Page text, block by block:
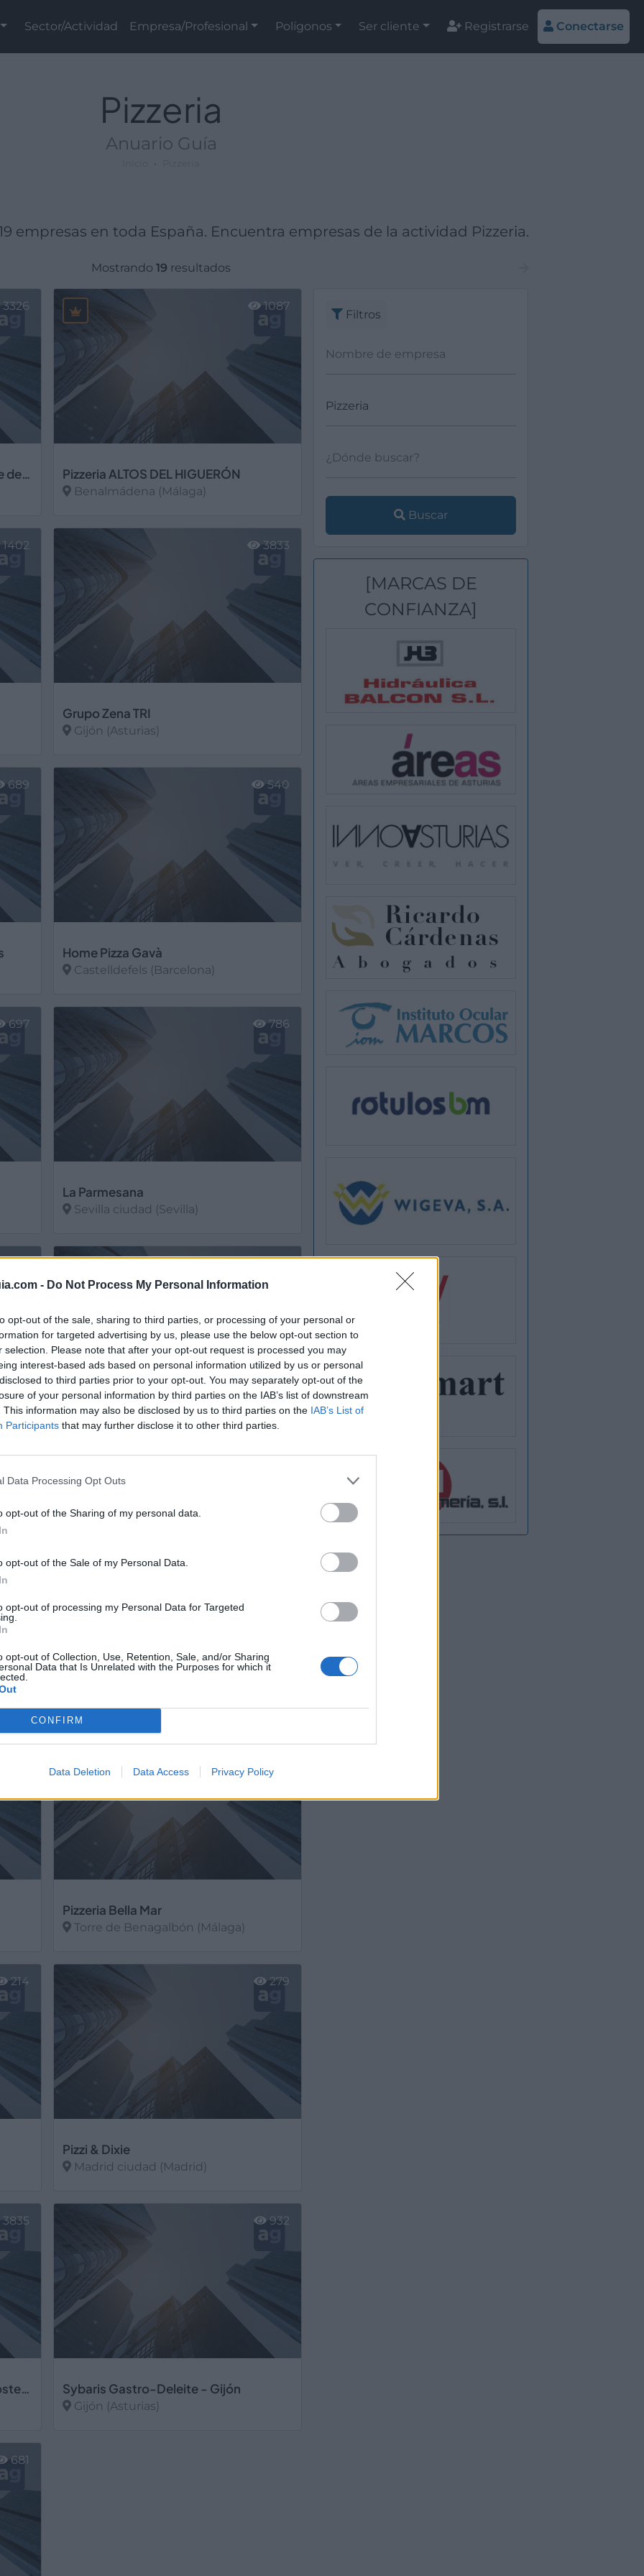
- Do Not Process My Personal Information
opt-out of the sale, sharing to third parties, or processing of your personal or
for targeted advertising by us, please use the below opt-out section to
selection. Please note that after your opt-out request is processed you may
interest-based ads based on personal information utilized by us or personal
to third parties prior to your opt-out. You may separately opt-out of the
of your personal information by third parties on the IAB’s list of downstream
This information may also be disclosed by us to third parties on the IAB’s List of
Participants that may further disclose it to other third parties.
Data Processing Opt Outs
opt-out of the Sharing of my personal data.
opt-out of the Sale of my Personal Data.
opt-out of processing my Personal Data for Targeted
opt-out of Collection, Use, Retention, Sale, and/or Sharing
Data that Is Unrelated with the Purposes for which it
CONFIRM
Data Deletion Data Access Privacy Policy
Sector/Actividad Empresa/Profesional Polígonos Ser cliente Registrarse Conectarse
Pizzeria
Anuario Guía
empresas en toda España. Encuentra empresas de la actividad Pizzeria.
Mostrando 19 resultados
Las Terrazas del Pery - Restaurante de Prestigio
3326
Pizzeria ALTOS DEL HIGUERÓN
Benalmádena (Málaga)
1087
1402
Grupo Zena TRI
Gijón (Asturias)
3833
689
Home Pizza Gavà
Castelldefels (Barcelona)
540
697
La Parmesana
Sevilla ciudad (Sevilla)
786
664
Mangia e Bevi
Ver más
2344
Piazza di Pezzi
Ver más
848
Pizzeria Bella Mar
Torre de Benagalbón (Málaga)
586
214
Pizzi & Dixie
Madrid ciudad (Madrid)
279
SUMINISTROSALC Suministros Hosteleros Alicante, S.L.U.
3835
Sybaris Gastro-Deleite - Gijón
Gijón (Asturias)
932
681
Filtros
Buscar
[MARCAS DE
CONFIANZA]